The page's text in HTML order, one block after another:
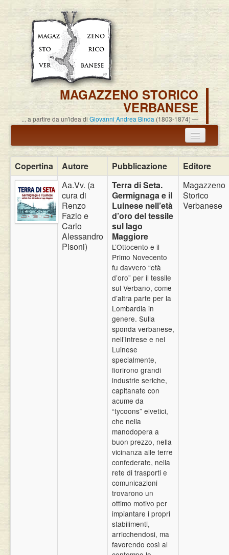
MAGAZZENO STORICO
VERBANESE
... a partire da un'idea di Giovanni Andrea Binda (1803-1874)
Annuncio termine attività
Carlo Alessandro Pisoni
Associazione
Pubblicazioni
Copertina Autore Pubblicazione
Editore
Aa.Vv. (a
cura di
Renzo
Fazio e
Carlo
Alessandro
Pisoni)
Terra di Seta.
Germignaga e il
Luinese nell’età
d’oro del tessile
sul lago
Maggiore
L’Ottocento e il
Primo Novecento
fu davvero “età
d’oro” per il tessile
sul Verbano, come
d’altra parte per la
Lombardia in
genere. Sulla
sponda verbanese,
nell’Intrese e nel
Luinese
specialmente,
fiorirono grandi
industrie seriche,
capitanate con
acume da
“tycoons” elvetici,
che nella
manodopera a
buon prezzo, nella
vicinanza alle terre
confederate, nella
rete di trasporti e
comunicazioni
trovarono un
ottimo motivo per
impiantare i propri
stabilimenti,
arricchendosi, ma
favorendo così al
Magazzeno
Storico
Verbanese